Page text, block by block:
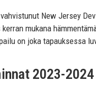
New Jersey
mukana
on joka tapauksessa
2023-2024